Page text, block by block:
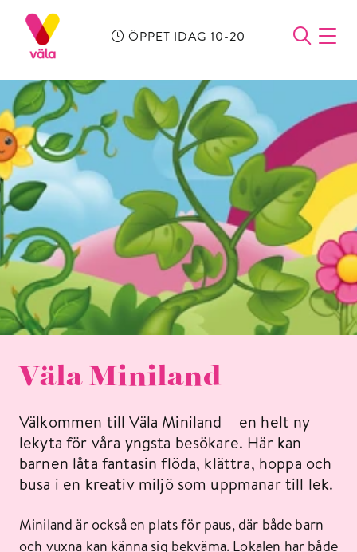
ÖPPET IDAG 10-20
Väla Miniland
Välkommen till Väla Miniland – en helt ny
lekyta för våra yngsta besökare. Här kan
barnen låta fantasin flöda, klättra, hoppa och
busa i en kreativ miljö som uppmanar till lek.
Miniland är också en plats för paus, där både barn
och vuxna kan känna sig bekväma. Lokalen har både